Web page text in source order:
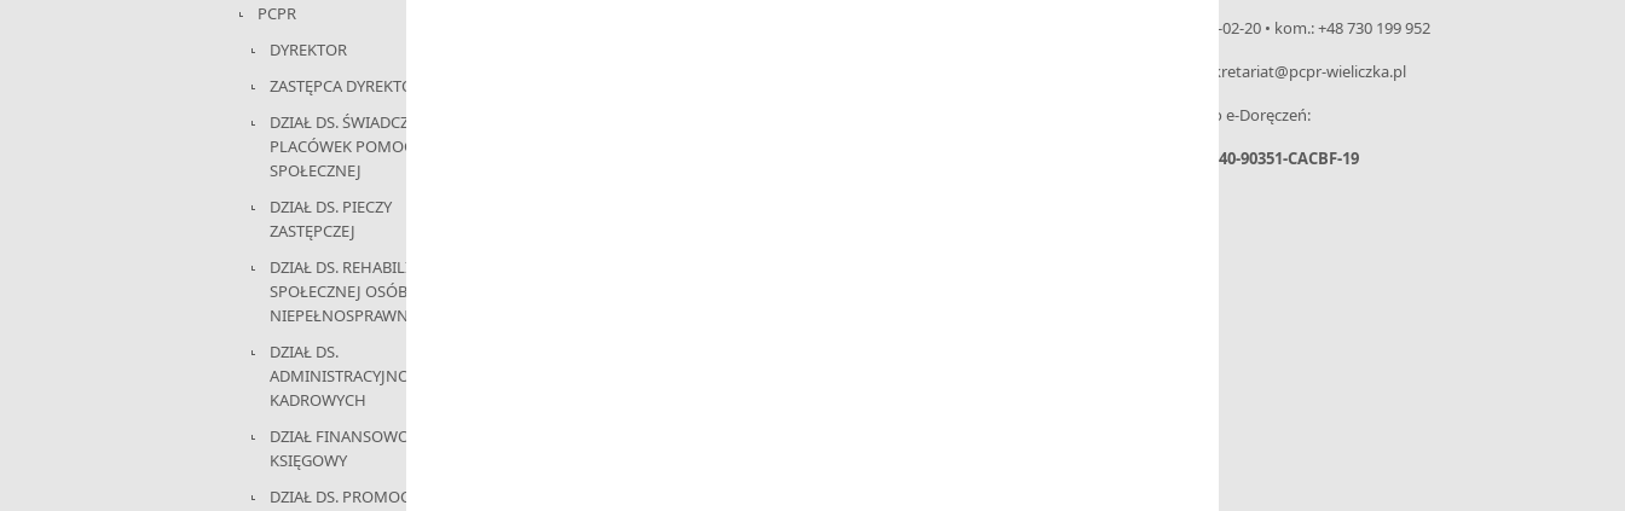
PCPR
DYREKTOR
ZASTĘPCA DYREKTORA
DZIAŁ DS. ŚWIADCZEŃ I
PLACÓWEK POMOCY
SPOŁECZNEJ
DZIAŁ DS. PIECZY
ZASTĘPCZEJ
DZIAŁ DS. REHABILITACJI
SPOŁECZNEJ OSÓB
NIEPEŁNOSPRAWNYCH
DZIAŁ DS.
ADMINISTRACYJNO-
KADROWYCH
DZIAŁ FINANSOWO-
KSIĘGOWY
DZIAŁ DS. PROMOCJI,
tel. 12 288-02-20 • kom.: +48 730 199 952
e-mail: sekretariat@pcpr-wieliczka.pl
– Adres do e-Doręczeń:
AE:PL-31440-90351-CACBF-19